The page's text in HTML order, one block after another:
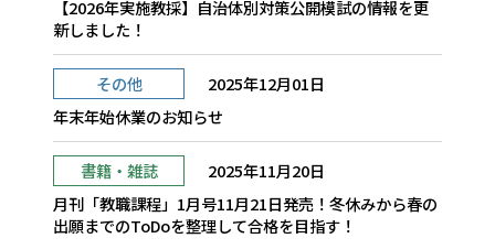
【2026年実施教採】自治体別対策公開模試の情報を更
新しました！
2025年12月01日
その他
年末年始休業のお知らせ
2025年11月20日
書籍・雑誌
月刊「教職課程」1月号11月21日発売！冬休みから春の
出願までのToDoを整理して合格を目指す！